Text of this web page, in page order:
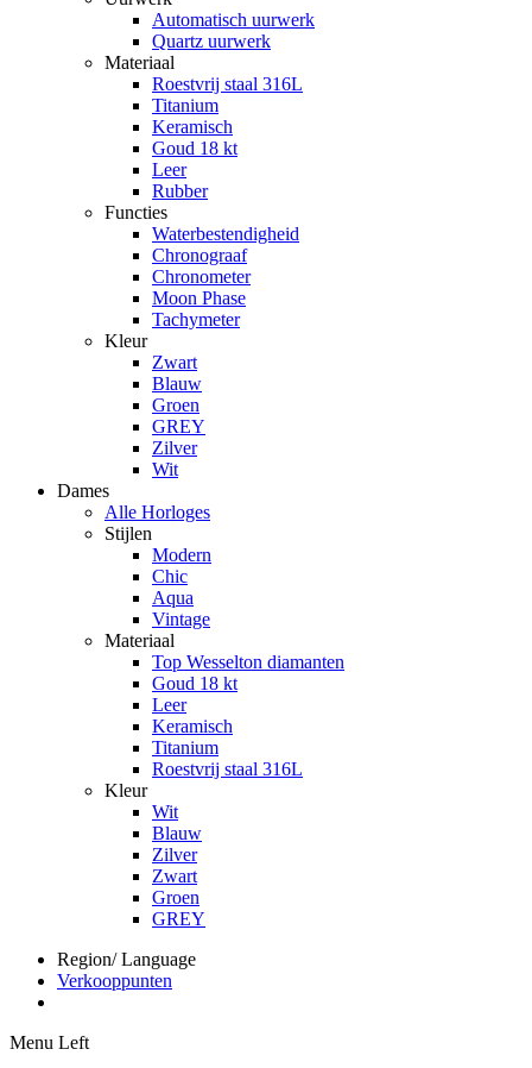
Automatisch uurwerk
Quartz uurwerk
Materiaal
Roestvrij staal 316L
Titanium
Keramisch
Goud 18 kt
Leer
Rubber
Functies
Waterbestendigheid
Chronograaf
Chronometer
Moon Phase
Tachymeter
Kleur
Zwart
Blauw
Groen
GREY
Zilver
Wit
Dames
Alle Horloges
Stijlen
Modern
Chic
Aqua
Vintage
Materiaal
Top Wesselton diamanten
Goud 18 kt
Leer
Keramisch
Titanium
Roestvrij staal 316L
Kleur
Wit
Blauw
Zilver
Zwart
Groen
GREY
Region/ Language
Verkooppunten
Menu Left